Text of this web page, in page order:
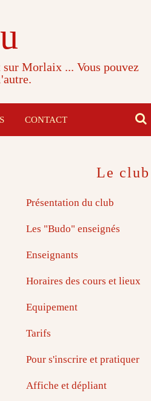
Morlaix ... Vous pouvez
CONTACT
Le club
Présentation du club
Les "Budo" enseignés
Enseignants
Horaires des cours et lieux
Equipement
Tarifs
Pour s'inscrire et pratiquer
Affiche et dépliant